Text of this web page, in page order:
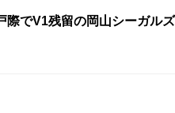
際でV1残留の岡山シーガル